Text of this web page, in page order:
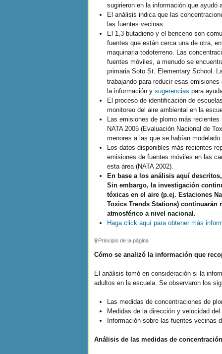
sugirieron en la información que
El análisis indica que las
las fuentes vecinas.
El 1,3-butadieno y el benceno son
fuentes que están cerca una de otra,
maquinaria todoterreno. Las
fuentes móviles, a menudo se
primaria Soto St. Elementary School.
trabajando para reducir esas
la información y sugerencias para
El proceso de identificación de
monitoreo del aire ambiental en la
Las emisiones de plomo más
NATA 2005 (Evaluación Nacional de
menores a las que se habían
Los datos disponibles más recientes
emisiones de fuentes móviles en las
esta área (NATA 2002).
En base a los análisis aquí
Sin embargo, la investigación
tóxicas en el aire (p.ej. Estaciones
Toxics Trends Stations)
atmosférico a nivel nacional.
Haga click aquí para obtener más
Principio de la página
Cómo se analizó la información que
El análisis tomó en consideración si la
adultos en la escuela. Se observaron los
Las medidas de concentraciones de
Medidas de la dirección y velocidad
Información sobre las fuentes vecinas
Análisis de las medidas de